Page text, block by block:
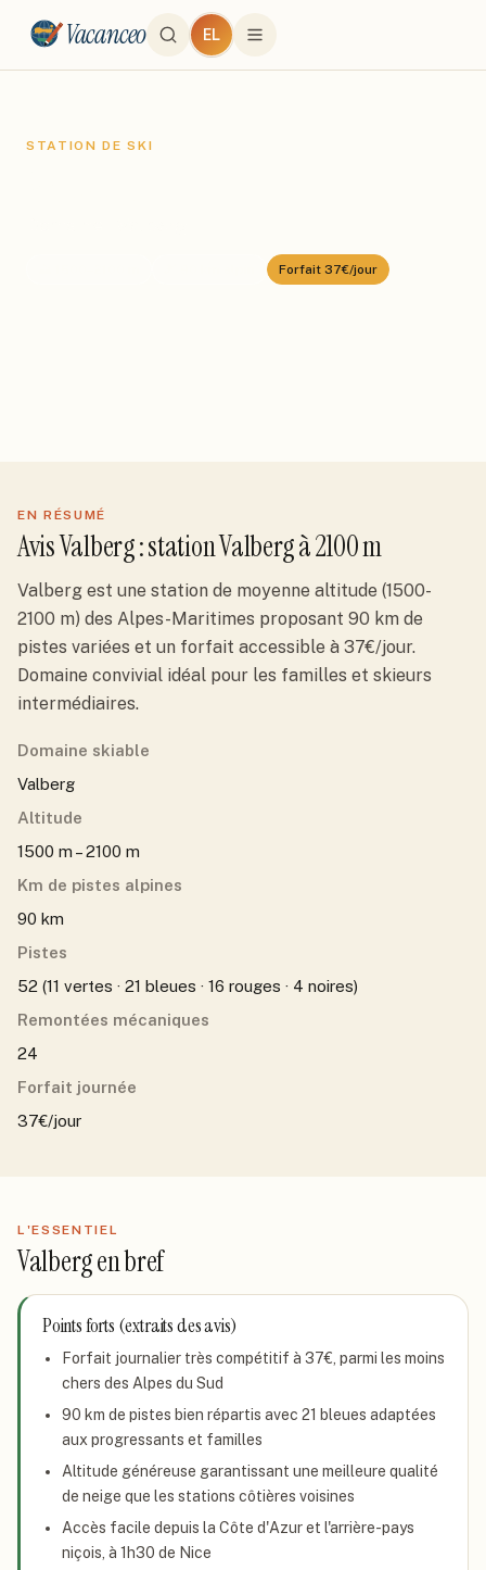
Vacanceo EL
STATION DE SKI
Forfait 37€/jour
EN RÉSUMÉ
AvisValberg: stationValbergà 2100 m
Valberg est une station de moyenne altitude (1500-
2100 m) des Alpes-Maritimes proposant 90 km de
pistes variées et un forfait accessible à 37€/jour.
Domaine convivial idéal pour les familles et skieurs
intermédiaires.
Domaine skiable
Valberg
Altitude
1500 m – 2100 m
Km de pistes alpines
90 km
Pistes
52 (11 vertes · 21 bleues · 16 rouges · 4 noires)
Remontées mécaniques
24
Forfait journée
37€/jour
L'ESSENTIEL
Valbergen bref
Points forts (extraits des avis)
Forfait journalier très compétitif à 37€, parmi les moins
chers des Alpes du Sud
90 km de pistes bien répartis avec 21 bleues adaptées
aux progressants et familles
Altitude généreuse garantissant une meilleure qualité
de neige que les stations côtières voisines
Accès facile depuis la Côte d'Azur et l'arrière-pays
niçois, à 1h30 de Nice